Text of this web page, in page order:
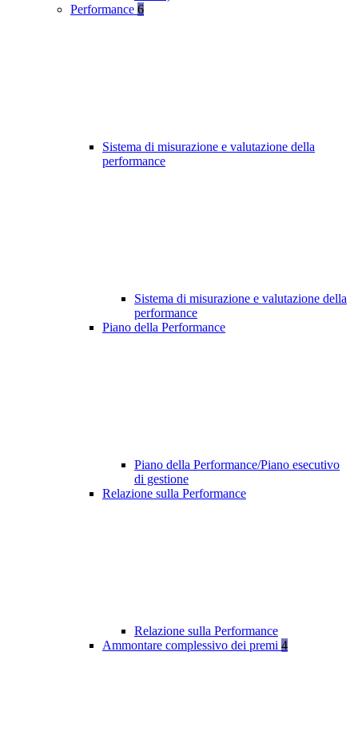
Performance 6
Sistema di misurazione e valutazione della
performance
Sistema di misurazione e valutazione della
performance
Piano della Performance
Piano della Performance/Piano esecutivo
di gestione
Relazione sulla Performance
Relazione sulla Performance
Ammontare complessivo dei premi 4